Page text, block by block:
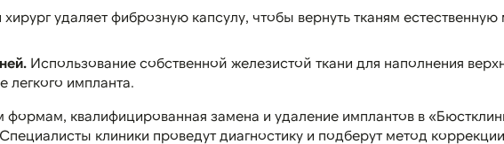
удаляет фиброзную капсулу, чтобы вернуть тканям естественную
Использование собственной железистой ткани для наполнения
легкого импланта.
формам, квалифицированная замена и удаление имплантов в
клиники проведут диагностику и подберут метод